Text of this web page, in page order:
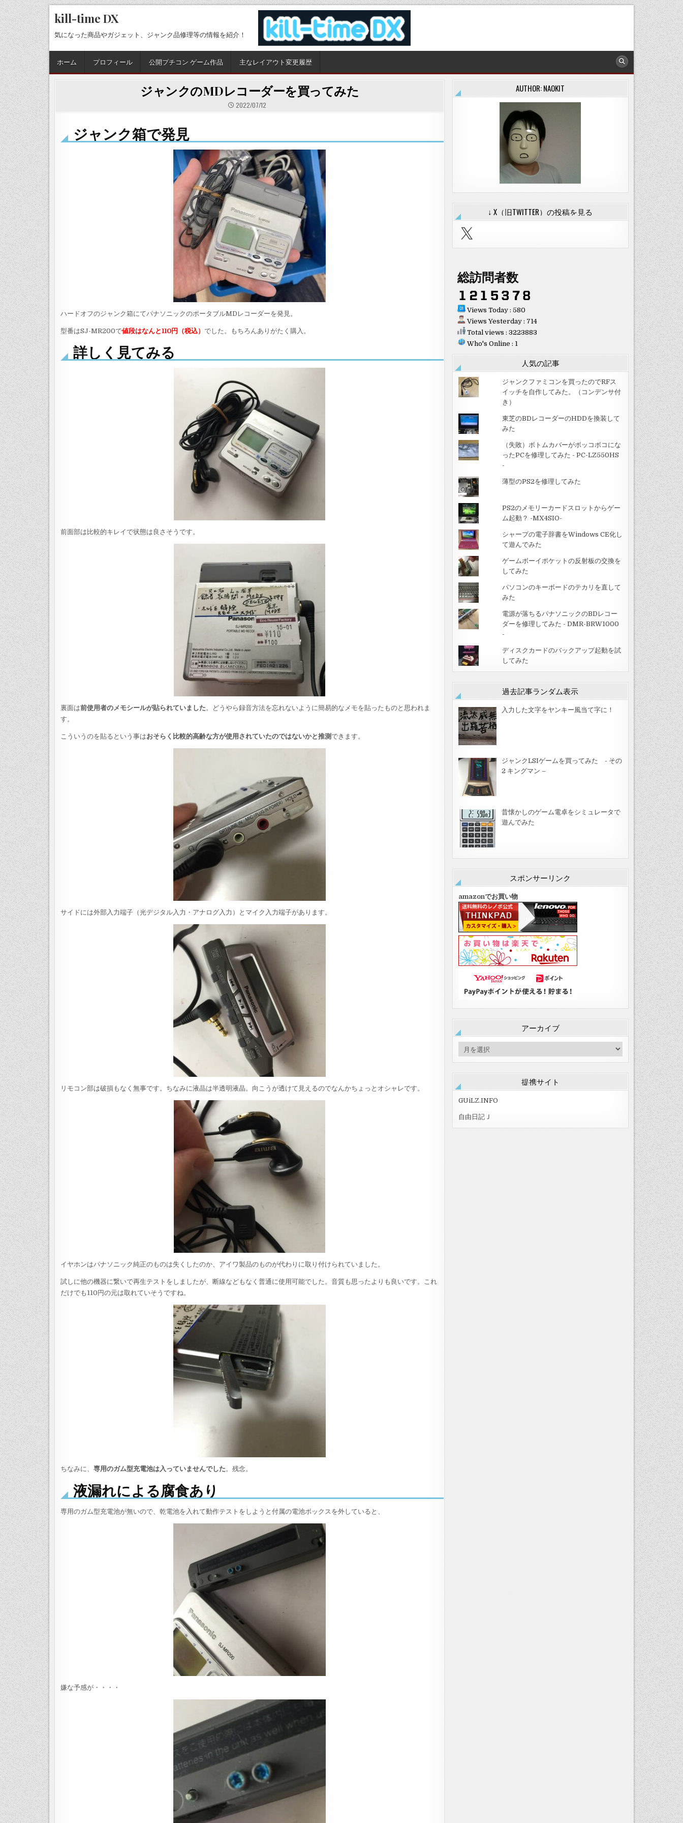
Skip
to
content
kill-time DX
気になった商品やガジェット、ジャンク品修理等の情報を紹介！
ホーム プロフィール 公開プチコン ゲーム作品 主なレイアウト変更履歴
ジャンクのMDレコーダーを買ってみた
2022/07/12
ジャンク箱で発見
ハードオフのジャンク箱にてパナソニックのポータブルMDレコーダーを発見。
型番はSJ-MR200で値段はなんと110円（税込） でした。もちろんありがたく購入。
詳しく見てみる
前面部は比較的キレイで状態は良さそうです。
裏面は前使用者のメモシールが貼られていました。どうやら録音方法を忘れないように簡易的なメモを貼ったものと思われま
す。
こういうのを貼るという事はおそらく比較的高齢な方が使用されていたのではないかと推測できます。
サイドには外部入力端子（光デジタル入力・アナログ入力）とマイク入力端子があります。
リモコン部は破損もなく無事です。ちなみに液晶は半透明液晶。向こうが透けて見えるのでなんかちょっとオシャレです。
イヤホンはパナソニック純正のものは失くしたのか、アイワ製品のものが代わりに取り付けられていました。
試しに他の機器に繋いで再生テストをしましたが、断線などもなく普通に使用可能でした。音質も思ったよりも良いです。これ
だけでも110円の元は取れていそうですね。
ちなみに、 専用のガム型充電池は入っていませんでした。残念。
液漏れによる腐食あり
専用のガム型充電池が無いので、乾電池を入れて動作テストをしようと付属の電池ボックスを外していると、
嫌な予感が・・・・
AUTHOR: NAOKIT
↓ X（旧TWITTER）の投稿を見る
X
総訪問者数
Views Today : 580
Views Yesterday : 714
Total views : 3223883
Who's Online : 1
人気の記事
ジャンクファミコンを買ったのでRFス
イッチを自作してみた。（コンデンサ付
き）
東芝のBDレコーダーのHDDを換装して
みた
（失敗）ボトムカバーがボッコボコにな
ったPCを修理してみた - PC-LZ550HS
-
薄型のPS2を修理してみた
PS2のメモリーカードスロットからゲー
ム起動？ -MX4SIO-
シャープの電子辞書をWindows CE化し
て遊んでみた
ゲームボーイポケットの反射板の交換を
してみた
パソコンのキーボードのテカリを直して
みた
電源が落ちるパナソニックのBDレコー
ダーを修理してみた - DMR-BRW1000
-
ディスクカードのバックアップ起動を試
してみた
過去記事ランダム表示
入力した文字をヤンキー風当て字に！
ジャンクLSIゲームを買ってみた - その
2 キングマン –
昔懐かしのゲーム電卓をシミュレータで
遊んでみた
スポンサーリンク
amazonでお買い物
アーカイブ
ー
ブ
提携サイト
GUiLZ.INFO
自由日記Ｊ